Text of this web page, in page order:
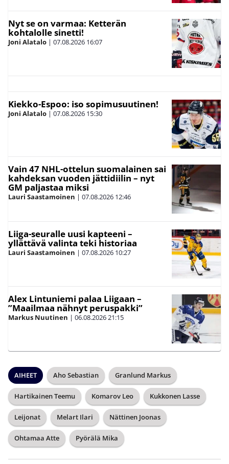
Nyt se on varmaa: Ketterän
kohtalolle sinetti!
Joni Alatalo | 07.08.2026 16:07
Kiekko-Espoo: iso sopimusuutinen!
Joni Alatalo | 07.08.2026 15:30
Vain 47 NHL-ottelun suomalainen sai
kahdeksan vuoden jättidiilin – nyt
GM paljastaa miksi
Lauri Saastamoinen | 07.08.2026 12:46
Liiga-seuralle uusi kapteeni –
yllättävä valinta teki historiaa
Lauri Saastamoinen | 07.08.2026 10:27
Alex Lintuniemi palaa Liigaan –
”Maailmaa nähnyt peruspakki”
Markus Nuutinen | 06.08.202621:15
AIHEET Aho Sebastian Granlund Markus
Hartikainen Teemu Komarov Leo Kukkonen Lasse
Leijonat Melart Ilari Nättinen Joonas
Ohtamaa Atte Pyörälä Mika